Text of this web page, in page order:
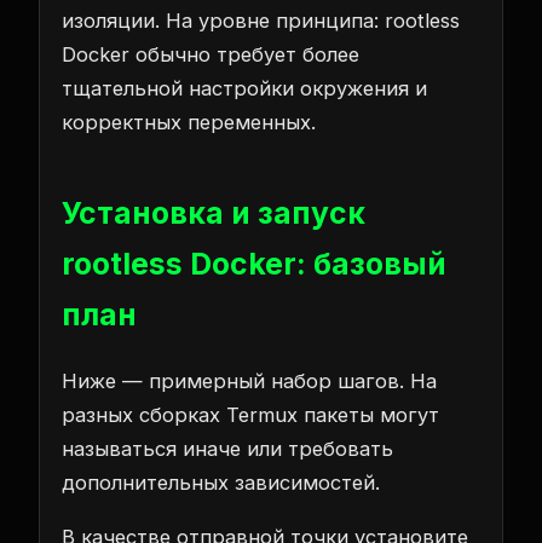
изоляции. На уровне принципа: rootless
Docker обычно требует более
тщательной настройки окружения и
корректных переменных.
Установка и запуск
rootless Docker: базовый
план
Ниже — примерный набор шагов. На
разных сборках Termux пакеты могут
называться иначе или требовать
дополнительных зависимостей.
В качестве отправной точки установите